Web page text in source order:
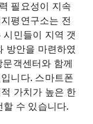
필요성이 지속
평연구소는 전
민들이 지역 갯
방안을 마련하였
객센터와 함께
니다. 스마트폰
가치가 높은 한
수 있습니다.